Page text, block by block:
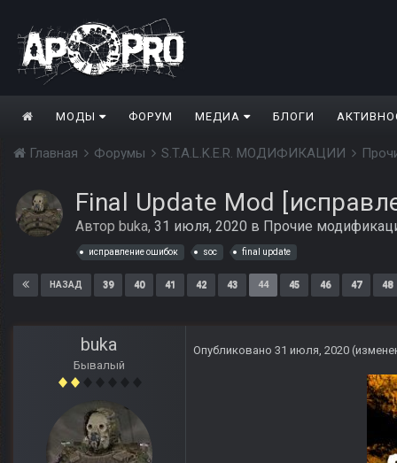
МОДЫ ФОРУМ МЕДИА БЛОГИ
Главная Форумы S.T.A.L.K.E.R. МОДИФИКАЦИИ
Final Update Mod
Автор buka, 31 июля, 2020 в Прочие
исправление ошибок soc final update
НАЗАД 39 40 41 42 43 44 45 46 47 48
buka
Бывалый
Опубликовано 31 июля, 2020